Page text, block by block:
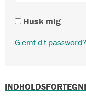
Husk mig
Glemt dit password?